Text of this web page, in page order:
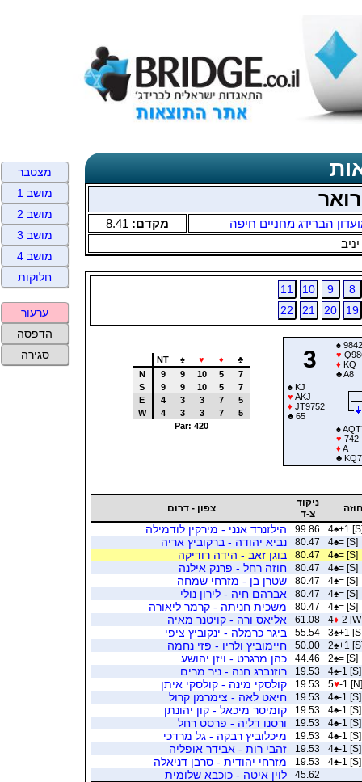
הברידג מחניים חיפה מקדם: 8.41
8
9
10
11
19
20
21
22
3
♠ 9842
♥
♦ KQ
♣A8
♠ KJ
♥ AKJ
♦ JT9752
♣ 65
♠
♥ 742
♦ A
♣
NT ♠ ♥ ♦
♣
N
9 9 10 5
7
S
9 9 10 5
7
E
4 3 3 7
5
W
4 3 3 7
5
Par: 420
חוזה
ניקוד
צ-ד
צפון - דרום
4♠+1
99.86 הילזנרד אנני - מירקין לודמילה
4♠= [S]
80.47 נביא יהודה - ברקוביץ אריה
4♠= [S]
80.47 בוגן זאב - הידה רודיקה
4♠= [S]
80.47 חוזה רחל - פרנק אילנה
4♠= [S]
80.47 שטרן בן - מזרחי שמחה
4♠= [S]
80.47 אברהם חיה - לירון נולי
4♠= [S]
80.47 משכית חניתה - קרמר ליאורה
4♦-2
61.08 אליאס ורה - קויטנר מאיה
3♠+1
55.54 ביגר כרמלה - ינקוביץ ציפי
2♠+1
50.00 חיימוביץ ולריו - פזי נחמה
2♠= [S]
44.46 כהן מרגרט - ויזן יהושע
4♠-1 [S]
19.53 רוזנברג חנה - ניר מרים
5♥-1 [N]
19.53 קולסקי מינה - קולסקי איתן
4♠-1 [S]
19.53 חיאט לאה - צימרמן קרול
4♠-1 [S]
19.53 קומיסר מיכאל - קון יהונתן
4♠-1 [S]
19.53 ורסנו דליה - פרסט רחל
4♠-1 [S]
19.53 מיכלוביץ רבקה - גל מרדכי
4♠-1 [S]
19.53 זהבי רות - אבידר אופליה
4♠-1 [S]
19.53 מזרחי יהודית - סרבן דניאלה
45.62 לוין איטה - כוכבא שלומית
מצטבר
מושב 1
מושב 2
מושב 3
מושב 4
חלוקות
ערעור
הדפסה
סגירה